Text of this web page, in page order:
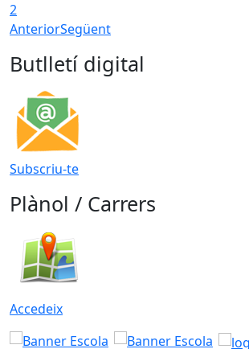
2
AnteriorSegüent
Butlletí digital
Subscriu-te
Plànol / Carrers
Accedeix